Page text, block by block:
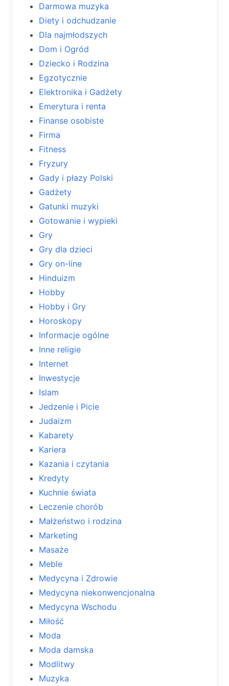
Darmowa muzyka
Diety i odchudzanie
Dla najmłodszych
Dom i Ogród
Dziecko i Rodzina
Egzotycznie
Elektronika i Gadżety
Emerytura i renta
Finanse osobiste
Firma
Fitness
Fryzury
Gady i płazy Polski
Gadżety
Gatunki muzyki
Gotowanie i wypieki
Gry
Gry dla dzieci
Gry on-line
Hinduizm
Hobby
Hobby i Gry
Horoskopy
Informacje ogólne
Inne religie
Internet
Inwestycje
Islam
Jedzenie i Picie
Judaizm
Kabarety
Kariera
Kazania i czytania
Kredyty
Kuchnie świata
Leczenie chorób
Małżeństwo i rodzina
Marketing
Masaże
Meble
Medycyna i Zdrowie
Medycyna niekonwencjonalna
Medycyna Wschodu
Miłość
Moda
Moda damska
Modlitwy
Muzyka